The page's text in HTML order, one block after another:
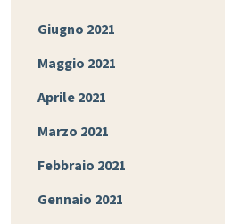
Giugno 2021
Maggio 2021
Aprile 2021
Marzo 2021
Febbraio 2021
Gennaio 2021